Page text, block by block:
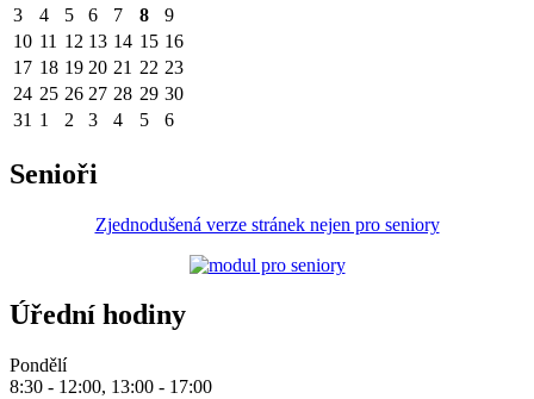
3
4 5 6 7 8
9
10 11 12 13 14 15 16
17 18 19 20 21 22 23
24 25 26 27 28 29 30
31 1 2 3 4 5 6
Senioři
Zjednodušená verze stránek nejen pro seniory
Úřední hodiny
Pondělí
8:30 - 12:00, 13:00 - 17:00